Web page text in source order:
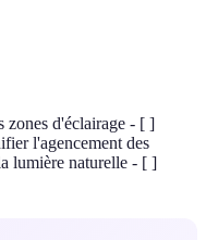
zones d'éclairage - [ ]
l'agencement des
lumière naturelle - [ ]